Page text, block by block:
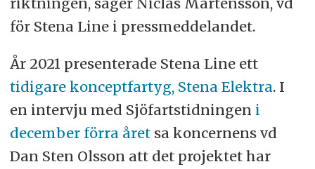
för Stena Line i pressmeddelandet.
År 2021 presenterade Stena Line ett
tidigare konceptfartyg, Stena Elektra. I
en intervju med Sjöfartstidningen i
december förra åretsa koncernens vd
Dan Sten Olsson att det projektet har